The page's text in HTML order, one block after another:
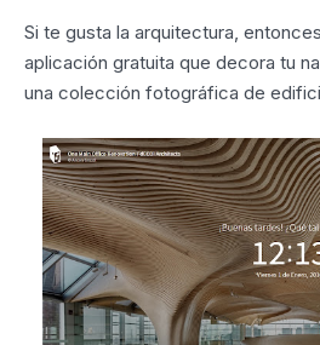
Si te gusta la arquitectura,
aplicación gratuita que decora tu
una colección fotográfica de